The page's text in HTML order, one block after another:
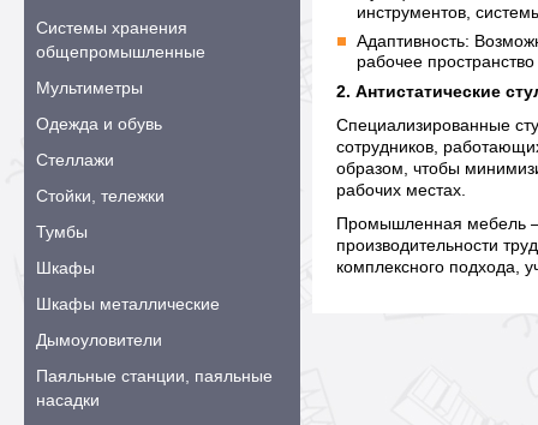
Системы хранения
общепромышленные
Мультиметры
Одежда и обувь
Стеллажи
Стойки, тележки
Тумбы
Шкафы
Шкафы металлические
Дымоуловители
Паяльные станции, паяльные
насадки
инструментов,
Адаптивность:
рабочее
2. Антистатические
Специализированные
сотрудников,
образом, чтобы
рабочих местах.
Промышленная мебель
производительности
комплексного подхода,